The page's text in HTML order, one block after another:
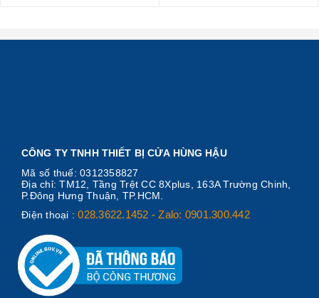
CÔNG TY TNHH THIẾT BỊ CỬA HÙNG HẬU
Mã số thuế: 0312358827
Địa chỉ: TM12, Tầng Trệt CC 8Xplus, 163A Trường Chinh,
P.Đông Hưng Thuận, TP.HCM.
Điện thoại :028.3622.1452 - Zalo: 0901.300.442